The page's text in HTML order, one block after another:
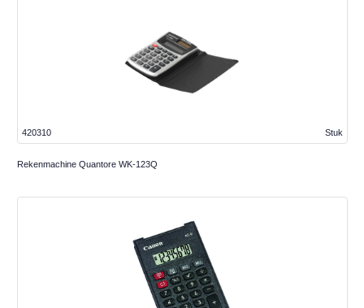
Stuk
420310
Rekenmachine Quantore WK-123Q